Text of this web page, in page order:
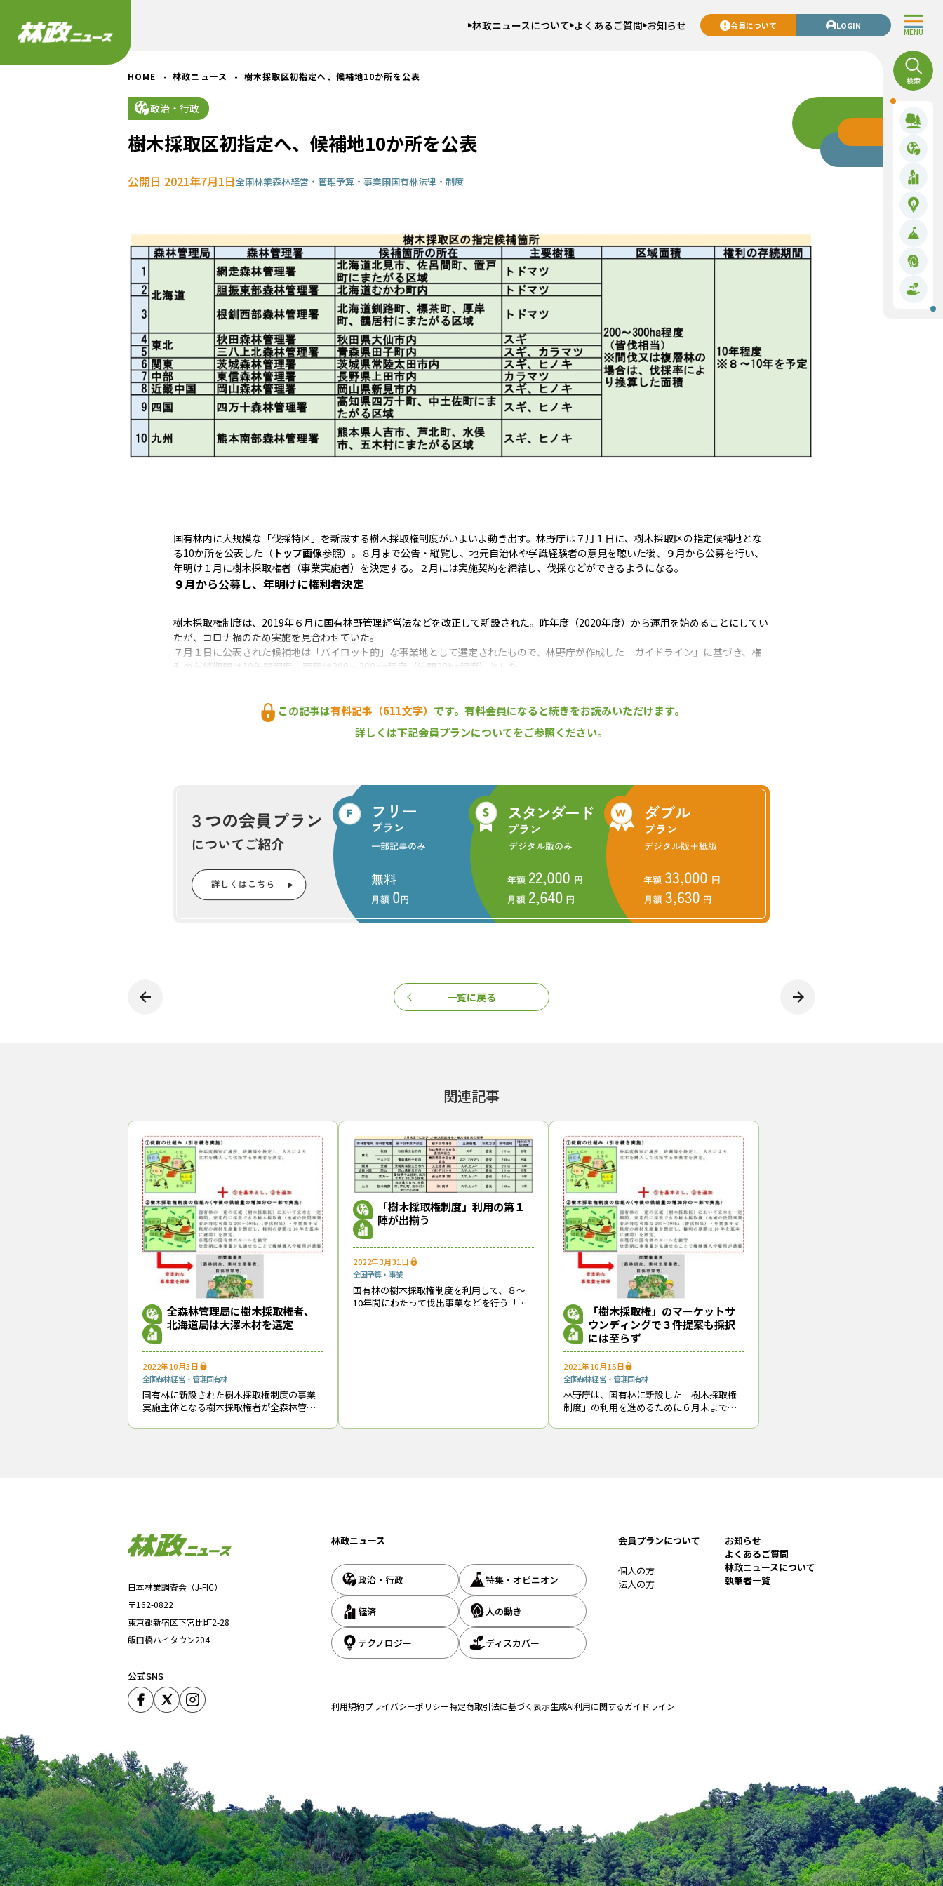
MENU
林政ニュースについて よくあるご質問 お知らせ 会員について LOGIN
HOME 林政ニュース 樹木採取区初指定へ、候補地10か所を公表
政治・行政
樹木採取区初指定へ、候補地10か所を公表
公開日 2021年7月1日全国林業森林経営・管理予算・事業国国有林法律・制度
国有林内に大規模な「伐採特区」を新設する樹木採取権制度がいよいよ動き出す。林野庁は７月１日に、樹木採取区の指定候補地とな
る10か所を公表した（ トップ画像参照）。８月まで公告・縦覧し、地元自治体や学識経験者の意見を聴いた後、９月から公募を行い、
年明け１月に樹木採取権者（事業実施者）を決定する。２月には実施契約を締結し、伐採などができるようになる。
９月から公募し、年明けに権利者決定
樹木採取権制度は、2019年６月に国有林野管理経営法などを改正して新設された。昨年度（2020年度）から運用を始めることにしてい
たが、コロナ禍のため実施を見合わせていた。
７月１日に公表された候補地は「パイロット的」な事業地として選定されたもので、林野庁が作成した「ガイドライン」に基づき、権
利の存続期間は10年間程度、面積は200～300ha程度（年間20ha程度）とした。
安定供給して新規需要を生み出すことが条件になる。林野庁は、「10か所で実証的な取り組みを行い、新たな知見やノウハウを蓄えて
いきたい」（国有林野部）としている。
『林政ニュース』編集部
おかげさまで、1994年の創刊から32年目に入りました！ これからも皆様の手となり足となり、最新の
耳寄り情報をお届けしてまいります。
この記事は有料記事（611文字） です。 有料会員になると続きをお読みいただけます。
詳しくは下記会員プランについてをご参照ください。
一覧に戻る
関連記事
全森林管理局に樹木採取権者、
北海道局は大澤木材を選定
2022年10月3日
全国森林経営・管理国有林
国有林に新設された樹木採取権制度の事業
実施主体となる樹木採取権者が全森林管理
管内では樹木採取権者が決まっておらず、
「樹木採取権制度」利用の第１
陣が出揃う
2022年3月31日
全国予算・事業
国有林の樹木採取権制度を利用して、８～
10年間にわたって伐出事業などを行う「樹
「樹木採取権」のマーケットサ
ウンディングで３件提案も採択
には至らず
2021年10月15日
全国森林経営・管理国有林
林野庁は、国有林に新設した「樹木採取権
制度」の利用を進めるために６月末まで実
業者等の新規需要創出動向調査）の結果を
日本林業調査会（J-FIC）
〒162-0822
東京都新宿区下宮比町2-28
飯田橋ハイタウン204
公式SNS
林政ニュース
政治・行政 特集・オピニオン
経済 人の動き
テクノロジー ディスカバー
会員プランについて
個人の方
法人の方
お知らせ
よくあるご質問
林政ニュースについて
執筆者一覧
利用規約プライバシーポリシー特定商取引法に基づく表示生成AI利用に関するガイドライン